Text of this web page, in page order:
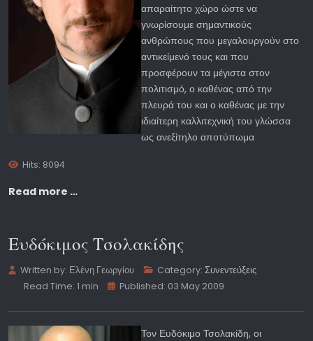
απαραίτητο χώρο ώστε να
γνωρίσουμε σημαντικούς
ανθρώπους που μεγαλουργούν στο
αντικείμενό τους και που
προσφέρουν τα μέγιστα στον
πολιτισμό, ο καθένας από την
πλευρά του και ο καθένας με την
ιδιαίτερη καλλιτεχνική του γλώσσα
ως ανεξίτηλο αποτύπωμα
Hits: 8094
Read more …
Ευδόκιμος Τσολακίδης
Written by: Ελένη Γεωργίου Category:Συνεντεύξεις
Read Time: 1 min
Published: 03 May 2009
Τον Ευδόκιμο Τσολακίδη, οι